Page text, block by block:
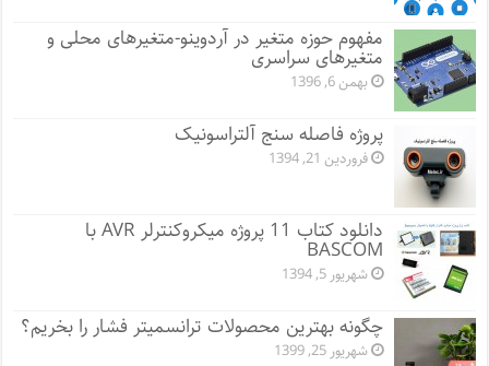
مفهوم حوزه متغیر در آردوینو-متغیرهای محلی و
متغیرهای سراسری
بهمن 6, 1396
پروژه فاصله سنج آلتراسونیک
فروردین 21, 1394
دانلود کتاب 11 پروژه میکروکنترلر AVR با
BASCOM
شهریور 5, 1394
چگونه بهترین محصولات ترانسمیتر فشار را بخریم؟
شهریور 25, 1399